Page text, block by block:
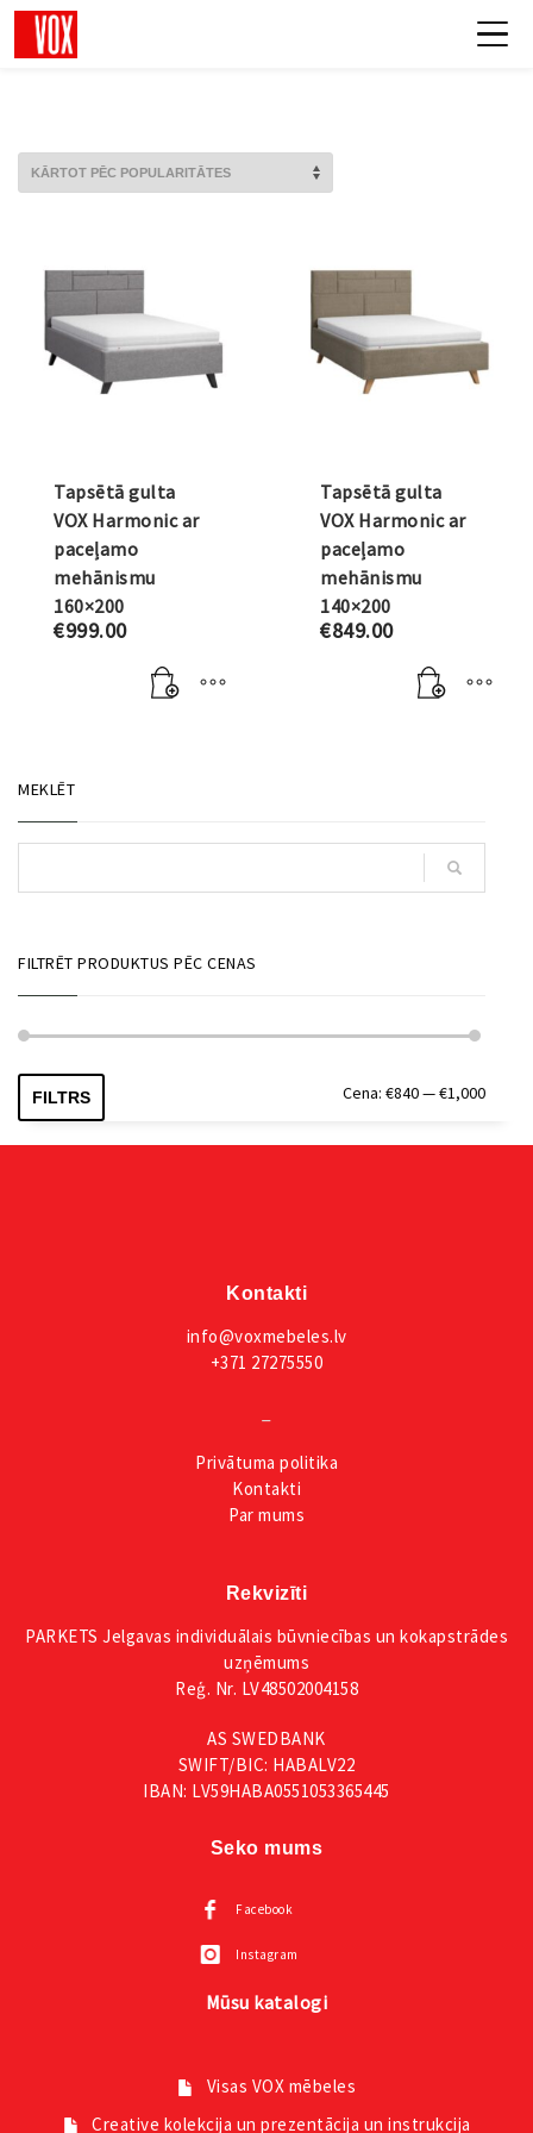
Tapsētā gulta
VOX Harmonic ar
paceļamo
mehānismu
160×200
€999.00
Tapsētā gulta
VOX Harmonic ar
paceļamo
mehānismu
140×200
€849.00
MEKLĒT
FILTRĒT PRODUKTUS PĒC CENAS
Min.
Maks.
FILTRS Cena: €840—€1,000
Kontakti
info@voxmebeles.lv
+371 27275550
Privātuma politika
Kontakti
Par mums
Rekvizīti
PARKETS Jelgavas individuālais būvniecības un kokapstrādes
uzņēmums
Reģ. Nr. LV48502004158
AS SWEDBANK
SWIFT/BIC: HABALV22
IBAN: LV59HABA0551053365445
Seko mums
Facebook
Instagram
Mūsu katalogi
Visas VOX mēbeles
Creative kolekcija un prezentācija un instrukcija